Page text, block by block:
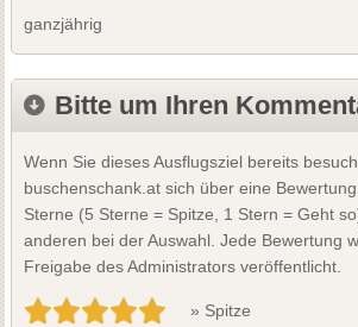
ganzjährig
Bitte um Ihren
Wenn Sie dieses Ausflugsziel bereits
buschenschank.at sich über eine
Sterne (5 Sterne = Spitze, 1 Stern = Geht
anderen bei der Auswahl. Jede Bewertung
Freigabe des Administrators veröffentlicht.
» Spitze